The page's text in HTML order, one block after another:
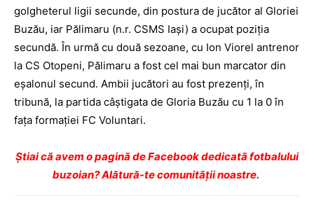
golgheterul ligii secunde, din postura de jucător al Gloriei
Buzău, iar Pălimaru (n.r. CSMS Iaşi) a ocupat poziţia
secundă. În urmă cu două sezoane, cu Ion Viorel antrenor
la CS Otopeni, Pălimaru a fost cel mai bun marcator din
eşalonul secund. Ambii jucători au fost prezenţi, în
tribună, la partida câştigata de Gloria Buzău cu 1 la 0 în
faţa formaţiei FC Voluntari.
Ştiai că avem o pagină de Facebook dedicată fotbalului
buzoian? Alătură-te comunității noastre.